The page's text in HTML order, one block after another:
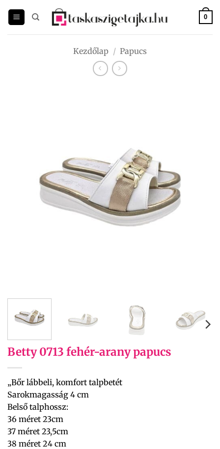
0
Kezdőlap / Papucs
Betty 0713 fehér-arany papucs
„Bőr lábbeli, komfort talpbetét
Sarokmagasság 4 cm
Belső talphossz:
36 méret 23cm
37 méret 23,5cm
38 méret 24 cm